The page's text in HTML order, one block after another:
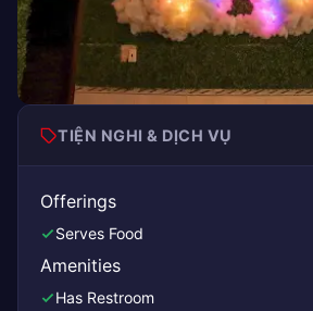
TIỆN NGHI & DỊCH VỤ
Offerings
Serves Food
Amenities
Has Restroom